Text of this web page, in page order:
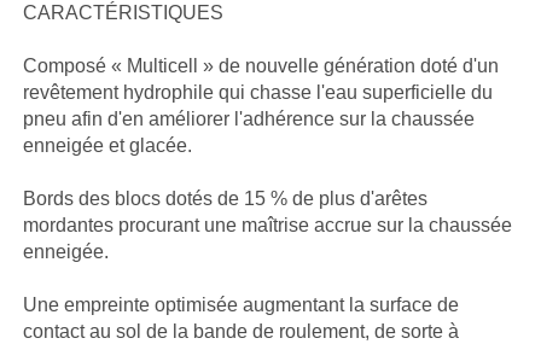
CARACTÉRISTIQUES
Composé « Multicell » de nouvelle génération doté d'un
revêtement hydrophile qui chasse l'eau superficielle du
pneu afin d'en améliorer l'adhérence sur la chaussée
enneigée et glacée.
Bords des blocs dotés de 15 % de plus d'arêtes
mordantes procurant une maîtrise accrue sur la chaussée
enneigée.
Une empreinte optimisée augmentant la surface de
contact au sol de la bande de roulement, de sorte à